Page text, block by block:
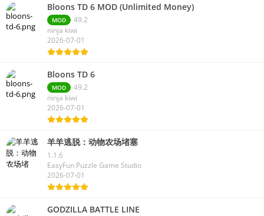
Bloons TD 6 MOD (Unlimited Money)
MOD
49.2
ninja kiwi
2026-07-01
Bloons TD 6
MOD
49.2
ninja kiwi
2026-07-01
羊羊逃脱：动物农场堵塞
1.1.6
EasyFun Puzzle Game Studio
2026-07-01
GODZILLA BATTLE LINE